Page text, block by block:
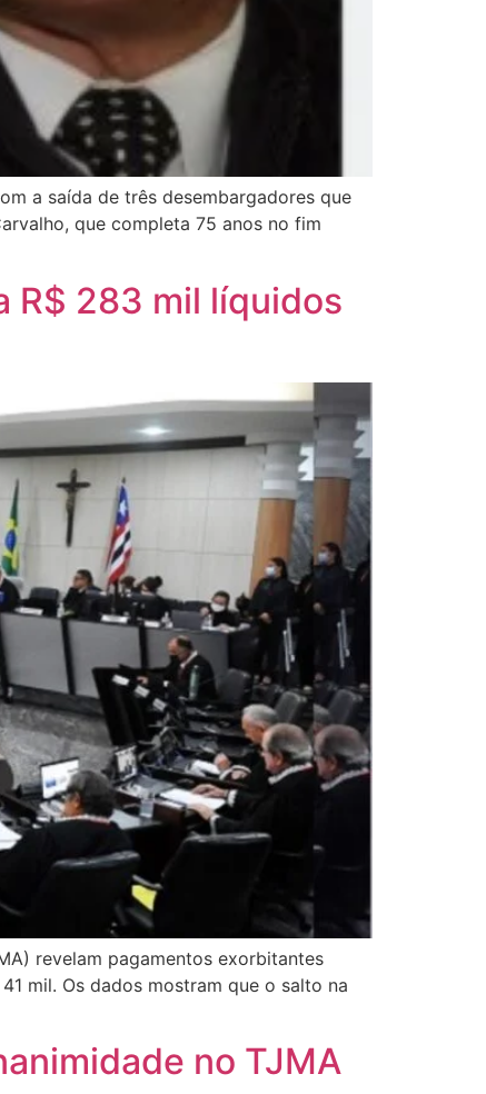
a saída de três desembargadores que
que completa 75 anos no fim
R$ 283 mil líquidos
revelam pagamentos exorbitantes
mil. Os dados mostram que o salto na
no TJMA